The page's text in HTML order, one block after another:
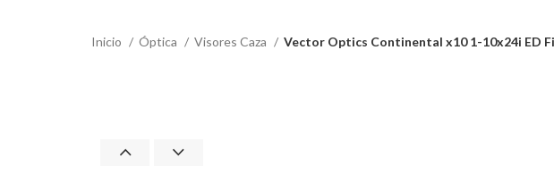
Inicio Óptica Visores Caza Vector Optics Continental x10 1-10x24i ED